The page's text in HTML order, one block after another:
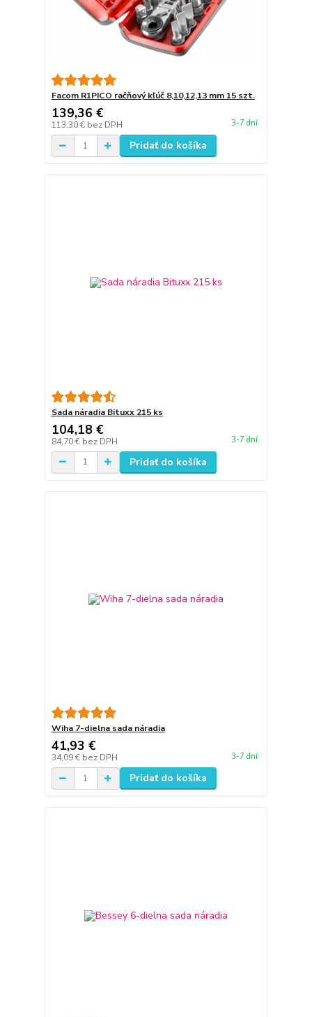
Facom R1PICO račňový kľúč 8,10,12,13 mm 15 szt.
139,36 €
113,30 € bez DPH 3-7 dní
Pridať do košíka
Sada náradia Bituxx 215 ks
104,18 €
84,70 € bez DPH 3-7 dní
Pridať do košíka
Wiha 7-dielna sada náradia
41,93 €
34,09 € bez DPH 3-7 dní
Pridať do košíka